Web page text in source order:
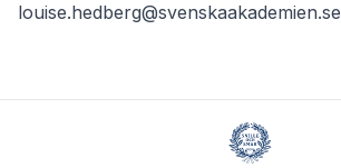
louise.hedberg@svenskaakademien.se